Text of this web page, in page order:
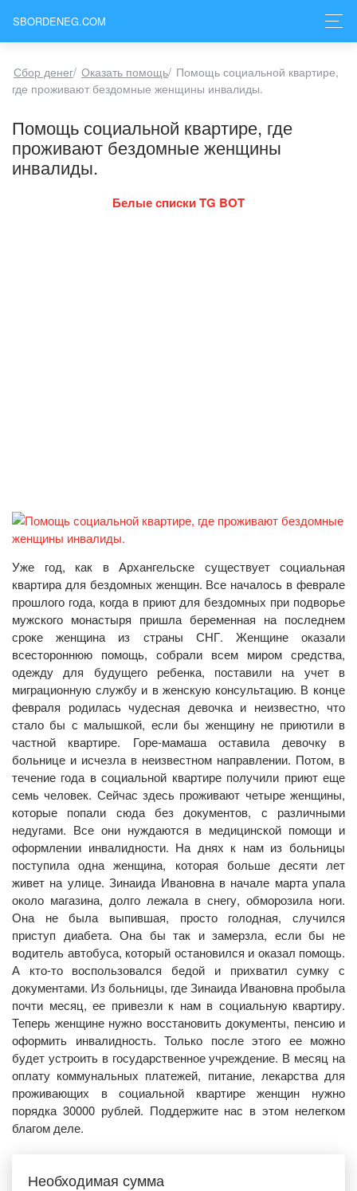
SBORDENEG.COM
Сбор денег/ Оказать помощь/ Помощь социальной квартире,
где проживают бездомные женщины инвалиды.
Помощь социальной квартире, где
проживают бездомные женщины
инвалиды.
Белые списки TG BOT
Уже год, как в Архангельске существует социальная
квартира для бездомных женщин. Все началось в феврале
прошлого года, когда в приют для бездомных при подворье
мужского монастыря пришла беременная на последнем
сроке женщина из страны СНГ. Женщине оказали
всестороннюю помощь, собрали всем миром средства,
одежду для будущего ребенка, поставили на учет в
миграционную службу и в женскую консультацию. В конце
февраля родилась чудесная девочка и неизвестно, что
стало бы с малышкой, если бы женщину не приютили в
частной квартире. Горе-мамаша оставила девочку в
больнице и исчезла в неизвестном направлении. Потом, в
течение года в социальной квартире получили приют еще
семь человек. Сейчас здесь проживают четыре женщины,
которые попали сюда без документов, с различными
недугами. Все они нуждаются в медицинской помощи и
оформлении инвалидности. На днях к нам из больницы
поступила одна женщина, которая больше десяти лет
живет на улице. Зинаида Ивановна в начале марта упала
около магазина, долго лежала в снегу, обморозила ноги.
Она не была выпившая, просто голодная, случился
приступ диабета. Она бы так и замерзла, если бы не
водитель автобуса, который остановился и оказал помощь.
А кто-то воспользовался бедой и прихватил сумку с
документами. Из больницы, где Зинаида Ивановна пробыла
почти месяц, ее привезли к нам в социальную квартиру.
Теперь женщине нужно восстановить документы, пенсию и
оформить инвалидность. Только после этого ее можно
будет устроить в государственное учреждение. В месяц на
оплату коммунальных платежей, питание, лекарства для
проживающих в социальной квартире женщин нужно
порядка 30000 рублей. Поддержите нас в этом нелегком
благом деле.
Необходимая сумма